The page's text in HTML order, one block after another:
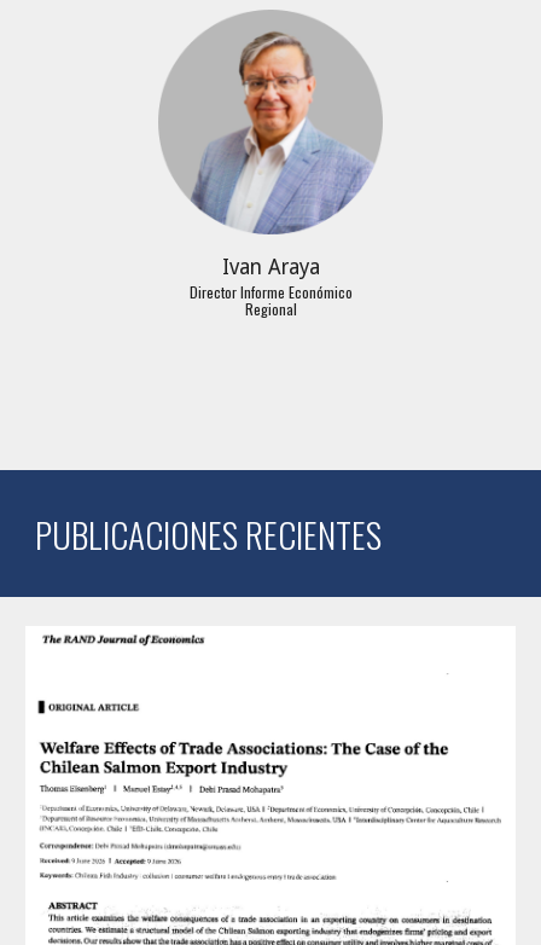
Ivan Araya
Director Informe Económico
Regional
PUBLICACIONES RECIENTES